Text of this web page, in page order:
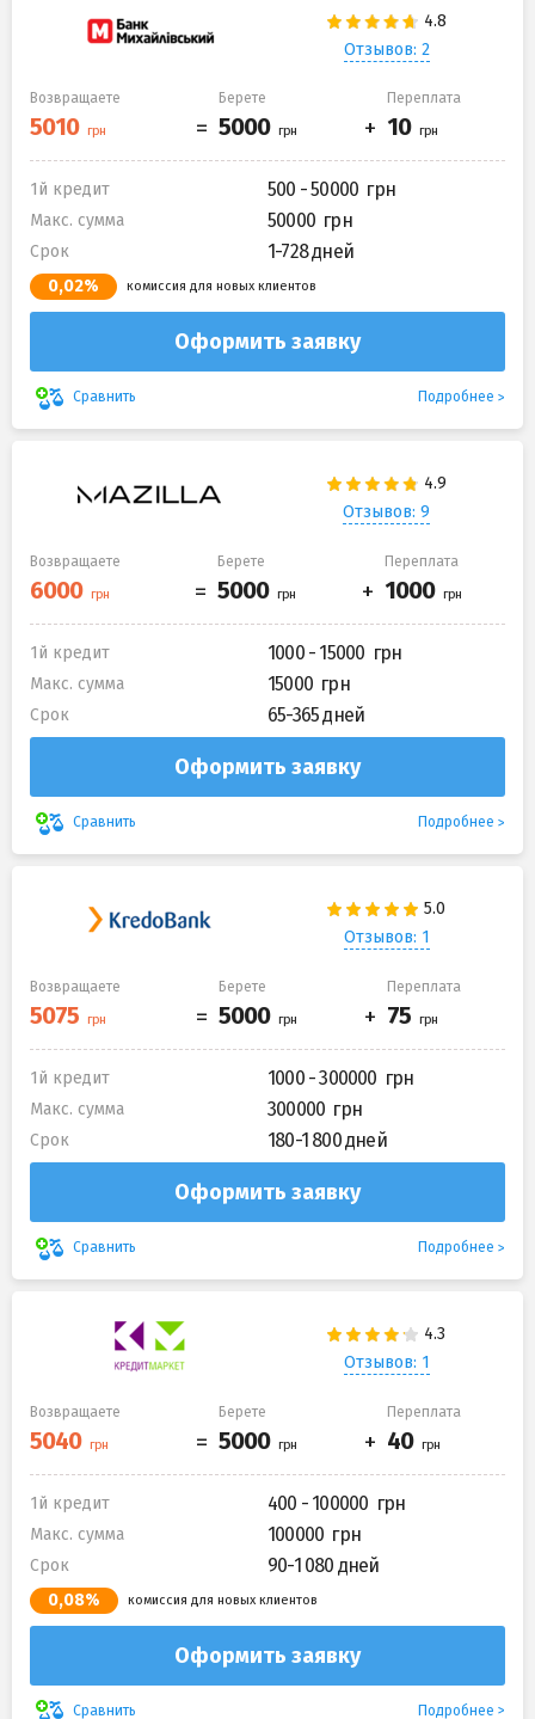
Отзывов: 2
Возвращаете Берете Переплата
1й кредит 500 - 50000
Макс. сумма 50000
Срок 1-728 дней
0,02% комиссия для новых клиентов
Оформить заявку
Сравнить Подробнее
Отзывов: 9
Возвращаете Берете Переплата
1й кредит 1000 - 15000
Макс. сумма 15000
Срок 65-365 дней
Оформить заявку
Сравнить Подробнее
Отзывов: 1
Возвращаете Берете Переплата
1й кредит 1000 - 300000
Макс. сумма 300000
Срок 180-1 800 дней
Оформить заявку
Сравнить Подробнее
Отзывов: 1
Возвращаете Берете Переплата
1й кредит 400 - 100000
Макс. сумма 100000
Срок 90-1 080 дней
0,08% комиссия для новых клиентов
Оформить заявку
Сравнить Подробнее